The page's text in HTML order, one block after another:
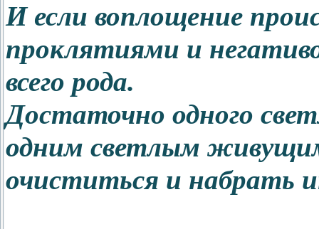
И если воплощение
проклятиями и
всего рода.
Достаточно одного
одним светлым
очиститься и набрать